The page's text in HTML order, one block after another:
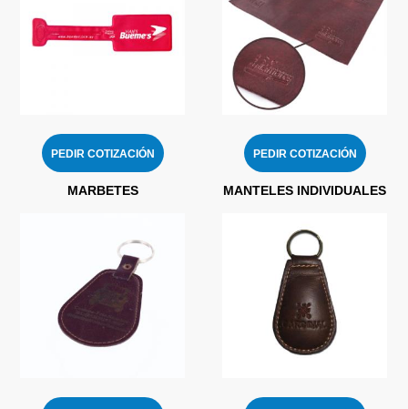
PEDIR COTIZACIÓN
MARBETES
PEDIR COTIZACIÓN
MANTELES INDIVIDUALES